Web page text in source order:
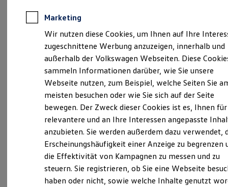
Elektroautos
ID. Tutorials
Der neue ID. Polo
Der ID.4
Der ID.4 GTX
Der ID.5 GTX
Der ID.7 GTX
Der ID.7 Tourer
Der ID.7 GTX Tourer
Der ID. Buzz
Der neue ID. Cross
Elektrofahrzeugkonzepte
ID. EVERY1
Reichweite der ID. Modelle
Reichweite im Winter
Rekuperation
Verantwortlich für die Inhalte auf dieser Seite ist die Autohaus
Gerstenmaier Baden GmbH (Impressum & Rechtliches)
Jagdhausstraße 1, 76530 Baden-Baden
Montag-Freitag 07:00-18:00 Uhr
Samstag
09:00-13:00 Uhr
Sonntag
Geschlossen
Marketing
Wir nutzen diese Cookies, um Ihnen auf Ihre
zugeschnittene Werbung anzuzeigen, innerhalb und
außerhalb der Volkswagen Webseiten. Diese
sammeln Informationen darüber, wie Sie unsere
Webseite nutzen, zum Beispiel, welche Seiten Sie
meisten besuchen oder wie Sie sich auf der Seite
bewegen. Der Zweck dieser Cookies ist es, Ihnen für
relevantere und an Ihre Interessen angepasste
anzubieten. Sie werden außerdem dazu verwendet,
Erscheinungshäufigkeit einer Anzeige zu begrenzen
die Effektivität von Kampagnen zu messen und zu
steuern. Sie registrieren, ob Sie eine Webseite
haben oder nicht, sowie welche Inhalte genutzt